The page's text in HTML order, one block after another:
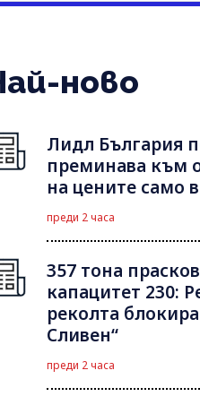
ново
Лидл България
преминава към
на цените само
преди 2 часа
357 тона
капацитет 230:
реколта
Сливен“
преди 2 часа